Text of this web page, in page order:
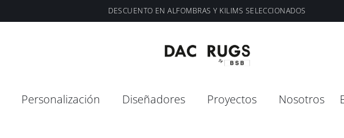
DESCUENTO EN ALFOMBRAS Y KILIMS SELECCIONADOS
Personalización Diseñadores Proyectos Nosotros